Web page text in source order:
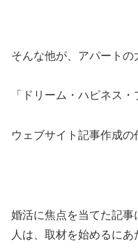
そんな他が、アパート
「ドリーム・ハピネス
ウェブサイト記事作成の
婚活に焦点を当てた記
人は、取材を始めるにあ